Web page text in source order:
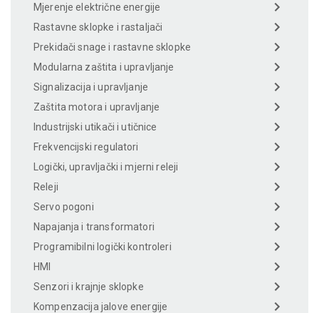
Mjerenje električne energije
Rastavne sklopke i rastaljači
Prekidači snage i rastavne sklopke
Modularna zaštita i upravljanje
Signalizacija i upravljanje
Zaštita motora i upravljanje
Industrijski utikači i utičnice
Frekvencijski regulatori
Logički, upravljački i mjerni releji
Releji
Servo pogoni
Napajanja i transformatori
Programibilni logički kontroleri
HMI
Senzori i krajnje sklopke
Kompenzacija jalove energije